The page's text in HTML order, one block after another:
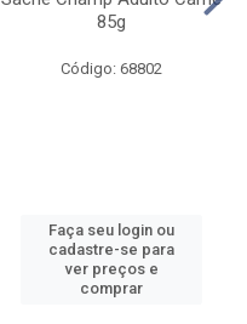
85g
Código: 68802
Faça seu login ou
cadastre-se para
ver preços e
comprar